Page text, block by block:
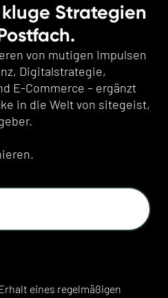
Strategien
von mutigen Impulsen
Digitalstrategie,
E-Commerce – ergänzt
in die Welt von sitegeist,
eines regelmäßigen